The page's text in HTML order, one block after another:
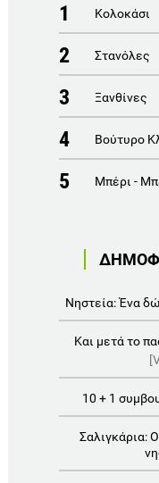
1 Κολοκάσι
2 Στανόλες
3 Ξανθίνες
4 Βούτυρο
5 Μπέρι -
Νηστεία: Ένα
Και μετά το
10 + 1
Σαλιγκάρια: